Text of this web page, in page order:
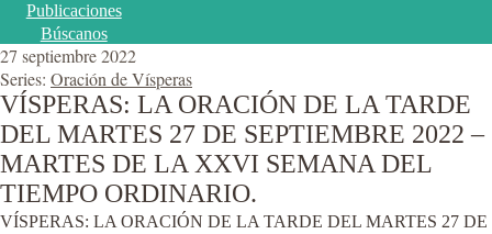
Publicaciones
Búscanos
27 septiembre 2022
Series: Oración de Vísperas
VÍSPERAS: LA ORACIÓN DE LA TARDE
DEL MARTES 27 DE SEPTIEMBRE 2022 –
MARTES DE LA XXVI SEMANA DEL
TIEMPO ORDINARIO.
VÍSPERAS: LA ORACIÓN DE LA TARDE DEL MARTES 27 DE